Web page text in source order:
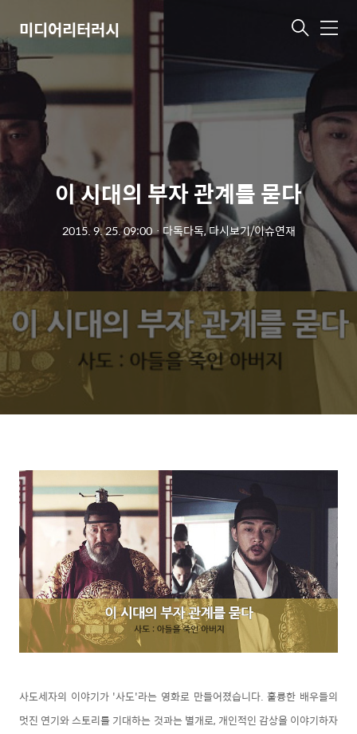
미디어리터러시 메
이 시대의 부자 관계를 묻다
2015. 9. 25. 09:00ㆍ다독다독, 다시보기/이슈연재
사도세자의 이야기가 '사도'라는 영화로 만들어졌습니다. 훌륭한 배우들의
멋진 연기와 스토리를 기대하는 것과는 별개로, 개인적인 감상을 이야기하자